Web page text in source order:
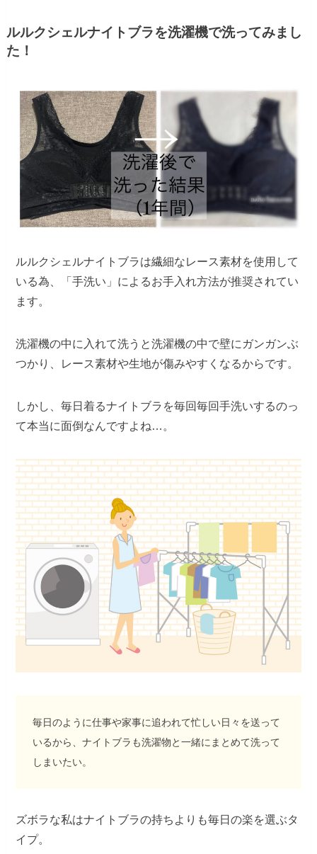
ルルクシェルナイトブラを洗濯機で洗ってみまし
た！
ルルクシェルナイトブラは繊細なレース素材を使用して
いる為、「手洗い」によるお手入れ方法が推奨されてい
ます。
洗濯機の中に入れて洗うと洗濯機の中で壁にガンガンぶ
つかり、レース素材や生地が傷みやすくなるからです。
しかし、毎日着るナイトブラを毎回毎回手洗いするのっ
て本当に面倒なんですよね…。
毎日のように仕事や家事に追われて忙しい日々を送って
いるから、ナイトブラも洗濯物と一緒にまとめて洗って
しまいたい。
ズボラな私はナイトブラの持ちよりも毎日の楽を選ぶタ
イプ。